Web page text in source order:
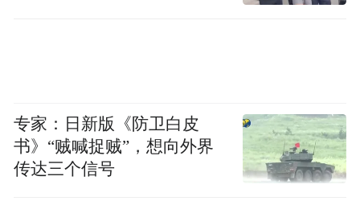
汇编了两个精华册子供代表们阅览。”湖南图
书馆信息服务部副部长陈思文表示，一本是
以提问和回答的方式呈现的“履职十问”，另
专家：日新版《防卫白皮
书》“贼喊捉贼”，想向外界
传达三个信号